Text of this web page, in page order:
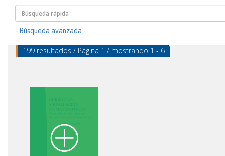
- Búsqueda avanzada -
199 resultados / Página 1 / mostrando 1 - 6